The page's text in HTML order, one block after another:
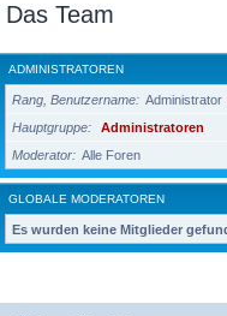
Das Team
ADMINISTRATOREN
Rang, Benutzername Administrator
Hauptgruppe
Administratoren
Moderator
Alle Foren
GLOBALE MODERATOREN
Es wurden keine Mitglieder